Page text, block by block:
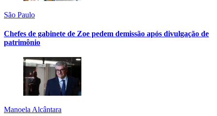
São Paulo
Chefes de gabinete de Zoe pedem demissão após divulgação de
patrimônio
Manoela Alcântara